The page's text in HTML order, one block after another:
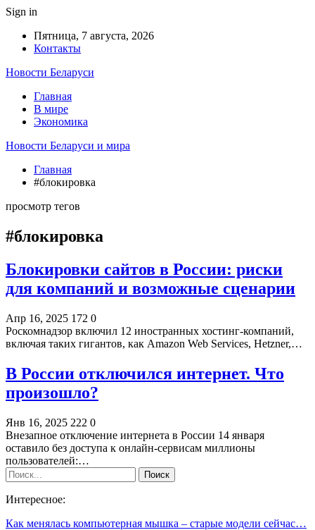
Sign in
Пятница, 7 августа, 2026
Контакты
Новости Беларуси
Главная
В мире
Экономика
Новости Беларуси и мира
Главная
#блокировка
просмотр тегов
#блокировка
Блокировки сайтов в России: риски
для компаний и возможные сценарии
Апр 16, 2025 172 0
Роскомнадзор включил 12 иностранных хостинг-компаний,
включая таких гигантов, как Amazon Web Services, Hetzner,…
В России отключился интернет. Что
произошло?
Янв 16, 2025 222 0
Внезапное отключение интернета в России 14 января
оставило без доступа к онлайн-сервисам миллионы
пользователей:…
Интересное:
Как менялась компьютерная мышка – старые модели сейчас…